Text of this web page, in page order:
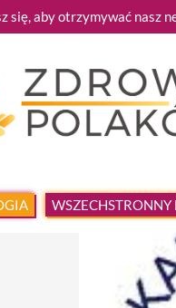
się, aby otrzymywać nasz
WSZECHSTRONNY